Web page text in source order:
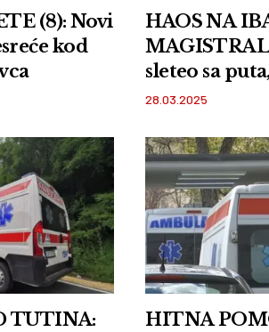
(8): Novi
kod
HAOS NA
sleteo sa
u kamion
28.03.2025
TUTINA:
HITNA